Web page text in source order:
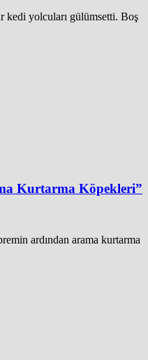
kedi yolcuları gülümsetti. Boş
Kurtarma Köpekleri”
ardından arama kurtarma